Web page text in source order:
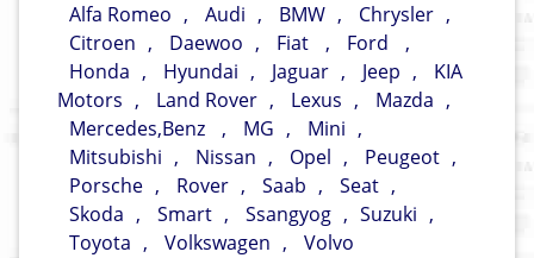
Alfa Romeo , Audi , BMW , Chrysler ,
Citroen , Daewoo , Fiat , Ford
,
Honda , Hyundai , Jaguar , Jeep ,
KIA
Motors , Land Rover , Lexus , Mazda ,
Mercedes,Benz
, MG , Mini ,
Mitsubishi , Nissan , Opel , Peugeot ,
Porsche , Rover , Saab , Seat ,
Skoda , Smart , Ssangyog , Suzuki ,
Toyota , Volkswagen , Volvo